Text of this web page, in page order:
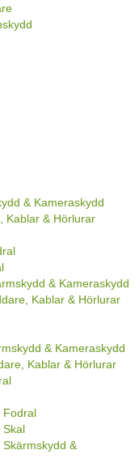
& Kameraskydd
Kablar & Hörlurar
& Kameraskydd
Kablar & Hörlurar
& Kameraskydd
Kablar & Hörlurar
Fodral
Skal
&